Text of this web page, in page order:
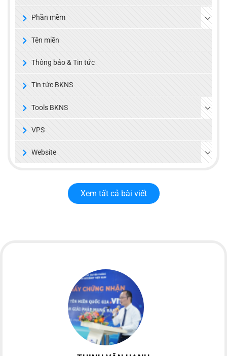
Phần mềm
Tên miền
Thông báo & Tin tức
Tin tức BKNS
Tools BKNS
VPS
Website
Xem tất cả bài viết